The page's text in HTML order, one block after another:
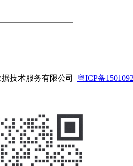
技术服务有限公司 粤ICP备